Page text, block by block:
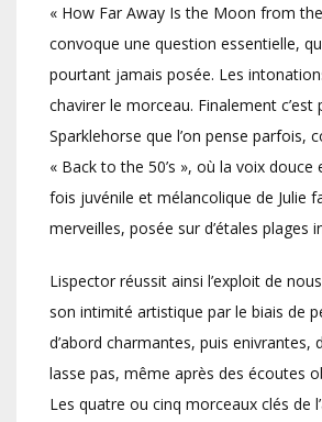
« How Far Away Is the Moon from
convoque une question essentielle,
pourtant jamais posée. Les
chavirer le morceau. Finalement c’est
Sparklehorse que l’on pense parfois,
« Back to the 50’s », où la voix douce
fois juvénile et mélancolique de Julie
merveilles, posée sur d’étales plages
Lispector réussit ainsi l’exploit de
son intimité artistique par le biais de
d’abord charmantes, puis enivrantes,
lasse pas, même après des écoutes
Les quatre ou cinq morceaux clés de